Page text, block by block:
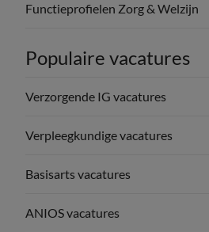
Functieprofielen Zorg & Welzijn
Populaire vacatures
Verzorgende IG vacatures
Verpleegkundige vacatures
Basisarts vacatures
ANIOS vacatures